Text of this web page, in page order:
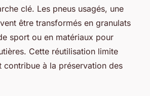
clé. Les pneus usagés, une
être transformés en granulats
sport ou en matériaux pour
Cette réutilisation limite
contribue à la préservation des